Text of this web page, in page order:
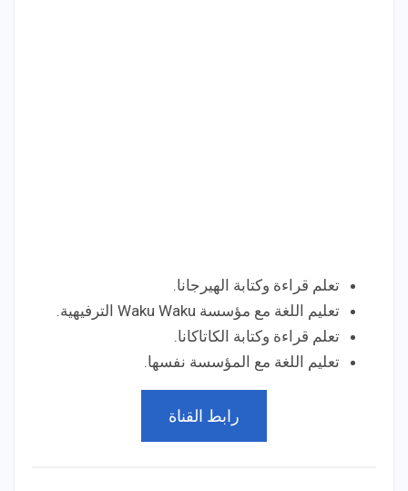
تعلم قراءة وكتابة الهيرجانا.
تعليم اللغة مع مؤسسة Waku Waku الترفيهية.
تعلم قراءة وكتابة الكاتاكانا.
تعليم اللغة مع المؤسسة نفسها.
رابط القناة